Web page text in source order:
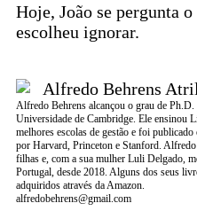
Hoje, João se pergunta
escolheu ignorar.
Alfredo Behrens alcançou o grau de Ph.D.
Universidade de Cambridge. Ele ensinou
melhores escolas de gestão e foi
por Harvard, Princeton e Stanford.
filhas e, com a sua mulher Luli Delgado,
Portugal, desde 2018. Alguns dos seus
adquiridos através da Amazon.
alfredobehrens@gmail.com